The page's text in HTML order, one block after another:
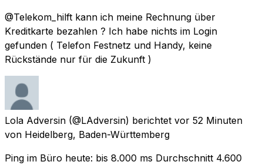
@Telekom_hilft kann ich meine Rechnung über
Kreditkarte bezahlen ? Ich habe nichts im Login
gefunden ( Telefon Festnetz und Handy, keine
Rückstände nur für die Zukunft )
Lola Adversin (@LAdversin) berichtet vor 52 Minuten
von Heidelberg, Baden-Württemberg
Ping im Büro heute: bis 8.000 ms Durchschnitt 4.600